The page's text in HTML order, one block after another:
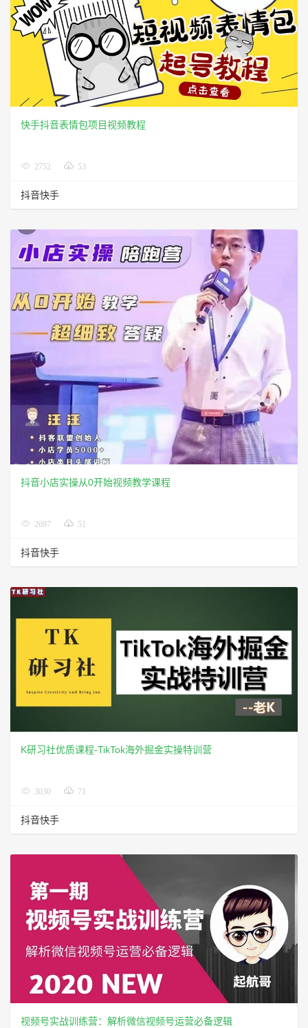
快手抖音表情包项目视频教程
2752 53
抖音快手
抖音小店实操从0开始视频教学课程
2697 51
抖音快手
​K研习社优质课程-TikTok海外掘金实操特训营
3030 71
抖音快手
视频号实战训练营：解析微信视频号运营必备逻辑